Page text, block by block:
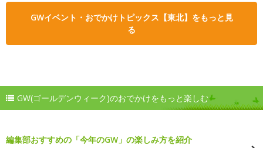
GWイベント・おでかけトピックス【東北】をもっと見
る
GW(ゴールデンウィーク)のおでかけをもっと楽しむ
編集部おすすめの「今年のGW」の楽しみ方を紹介